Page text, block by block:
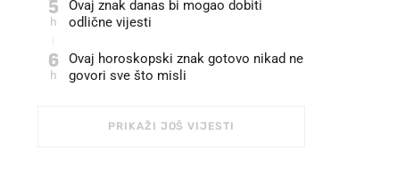
5
h
Ovaj znak danas bi mogao dobiti
odlične vijesti
6
h
Ovaj horoskopski znak gotovo nikad ne
govori sve što misli
PRIKAŽI JOŠ VIJESTI